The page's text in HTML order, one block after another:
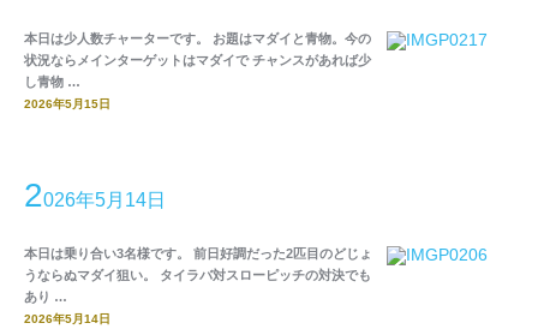
本日は少人数チャーターです。 お題はマダイと青物。今の
状況ならメインターゲットはマダイで チャンスがあれば少
し青物 …
2026年5月15日
2026年5月14日
本日は乗り合い3名様です。 前日好調だった2匹目のどじょ
うならぬマダイ狙い。 タイラバ対スローピッチの対決でも
あり …
2026年5月14日